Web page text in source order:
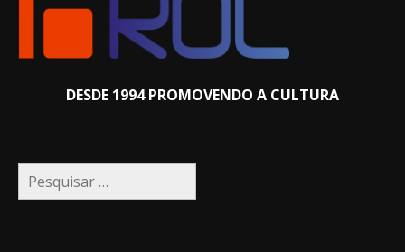
DESDE 1994 PROMOVENDO A CULTURA
Pesquisar
por: